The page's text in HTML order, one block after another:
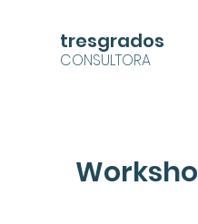
CONSULTORA
tresgrados